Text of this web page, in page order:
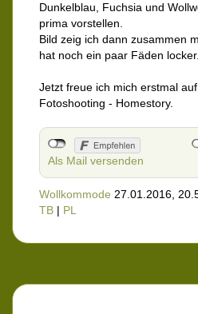
Dunkelblau, Fuchsia und
prima vorstellen.
Bild zeig ich dann zusammen
hat noch ein paar Fäden locker.
Jetzt freue ich mich erstmal
Fotoshooting - Homestory.
Als Mail versenden
Wollkommode 27.01.2016,
TB | PL